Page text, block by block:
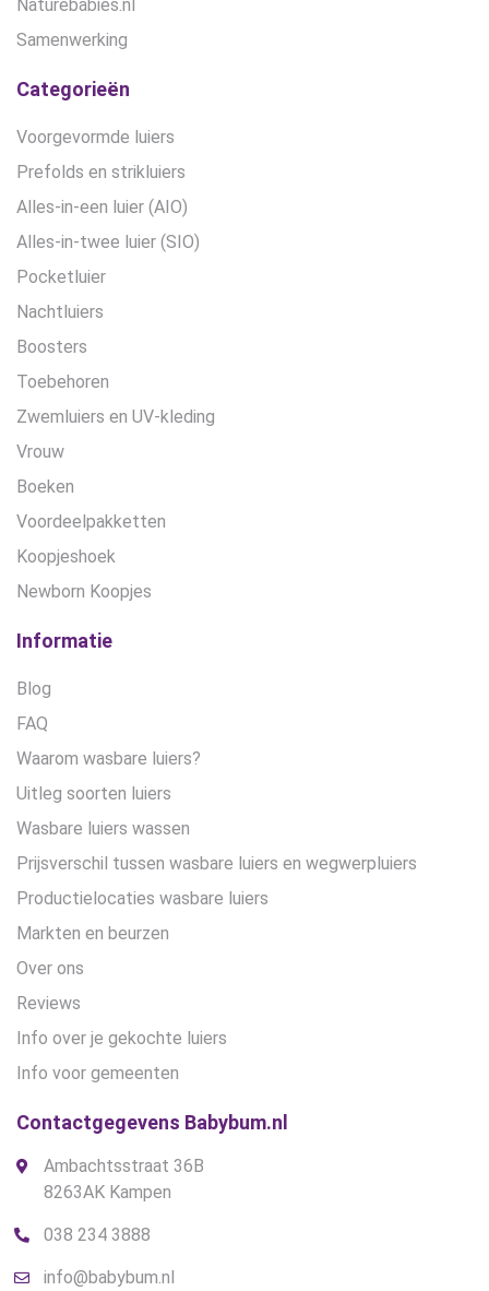
Naturebabies.nl
Samenwerking
Categorieën
Voorgevormde luiers
Prefolds en strikluiers
Alles-in-een luier (AIO)
Alles-in-twee luier (SIO)
Pocketluier
Nachtluiers
Boosters
Toebehoren
Zwemluiers en UV-kleding
Vrouw
Boeken
Voordeelpakketten
Koopjeshoek
Newborn Koopjes
Informatie
Blog
FAQ
Waarom wasbare luiers?
Uitleg soorten luiers
Wasbare luiers wassen
Prijsverschil tussen wasbare luiers en wegwerpluiers
Productielocaties wasbare luiers
Markten en beurzen
Over ons
Reviews
Info over je gekochte luiers
Info voor gemeenten
Contactgegevens Babybum.nl
Ambachtsstraat 36B
8263AK Kampen
038 234 3888
info@babybum.nl